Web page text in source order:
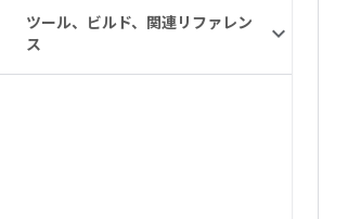
ツール、ビルド、関連リファレン
ス